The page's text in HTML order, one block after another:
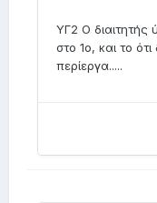
ΥΓ2 Ο διαιτητής
στο 1ο, και το
περίεργα.....